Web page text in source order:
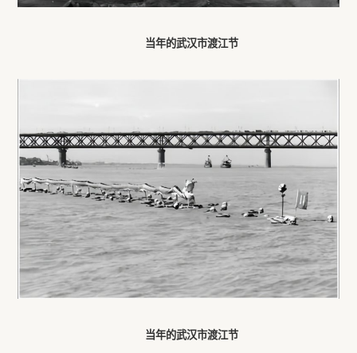
当年的武汉市渡江节
当年的武汉市渡江节